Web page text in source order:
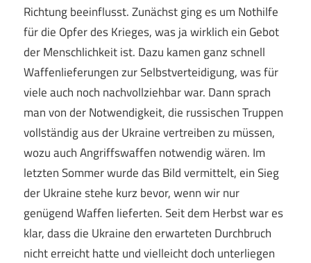
Richtung beeinflusst. Zunächst ging es um Nothilfe
für die Opfer des Krieges, was ja wirklich ein Gebot
der Menschlichkeit ist. Dazu kamen ganz schnell
Waffenlieferungen zur Selbstverteidigung, was für
viele auch noch nachvollziehbar war. Dann sprach
man von der Notwendigkeit, die russischen Truppen
vollständig aus der Ukraine vertreiben zu müssen,
wozu auch Angriffswaffen notwendig wären. Im
letzten Sommer wurde das Bild vermittelt, ein Sieg
der Ukraine stehe kurz bevor, wenn wir nur
genügend Waffen lieferten. Seit dem Herbst war es
klar, dass die Ukraine den erwarteten Durchbruch
nicht erreicht hatte und vielleicht doch unterliegen